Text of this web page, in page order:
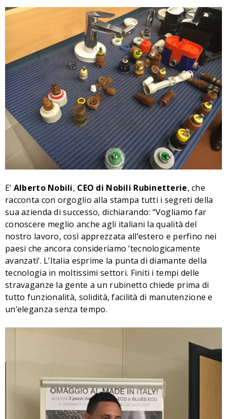
E’ Alberto Nobili, CEO di Nobili Rubinetterie, che
racconta con orgoglio alla stampa tutti i segreti della
sua azienda di successo, dichiarando: “Vogliamo far
conoscere meglio anche agli italiani la qualità del
nostro lavoro, così apprezzata all’estero e perfino nei
paesi che ancora consideriamo ‘tecnologicamente
avanzati’. L’Italia esprime la punta di diamante della
tecnologia in moltissimi settori. Finiti i tempi delle
stravaganze la gente a un rubinetto chiede prima di
tutto funzionalità, solidità, facilità di manutenzione e
un’eleganza senza tempo.